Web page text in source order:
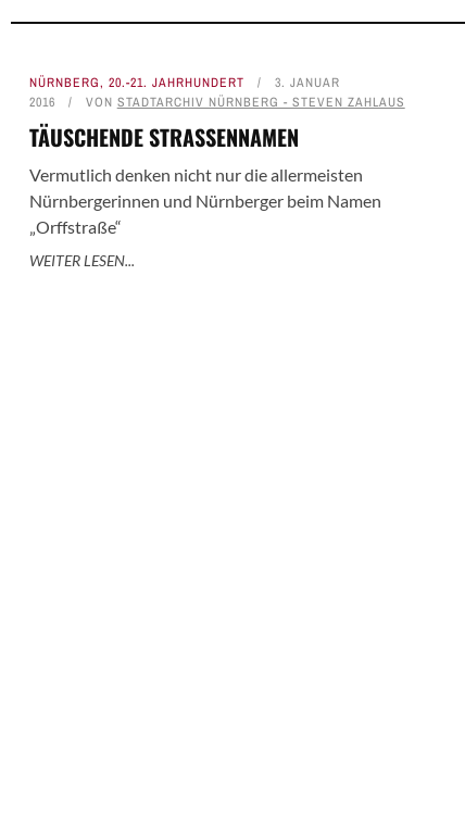
NÜRNBERG, 20.-21. JAHRHUNDERT
3. JANUAR
2016
VON STADTARCHIV NÜRNBERG - STEVEN ZAHLAUS
TÄUSCHENDE STRASSENNAMEN
Vermutlich denken nicht nur die allermeisten
Nürnbergerinnen und Nürnberger beim Namen
„Orffstraße“
WEITER LESEN...